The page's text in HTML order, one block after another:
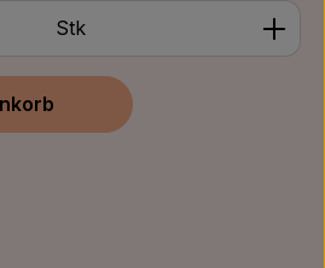
den gewünschten Wert ein
Stk